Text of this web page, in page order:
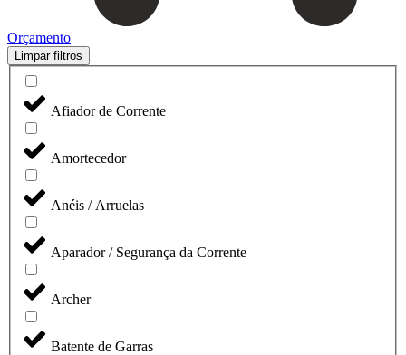
Orçamento
Limpar filtros
Afiador de Corrente
Amortecedor
Anéis / Arruelas
Aparador / Segurança da Corrente
Archer
Batente de Garras